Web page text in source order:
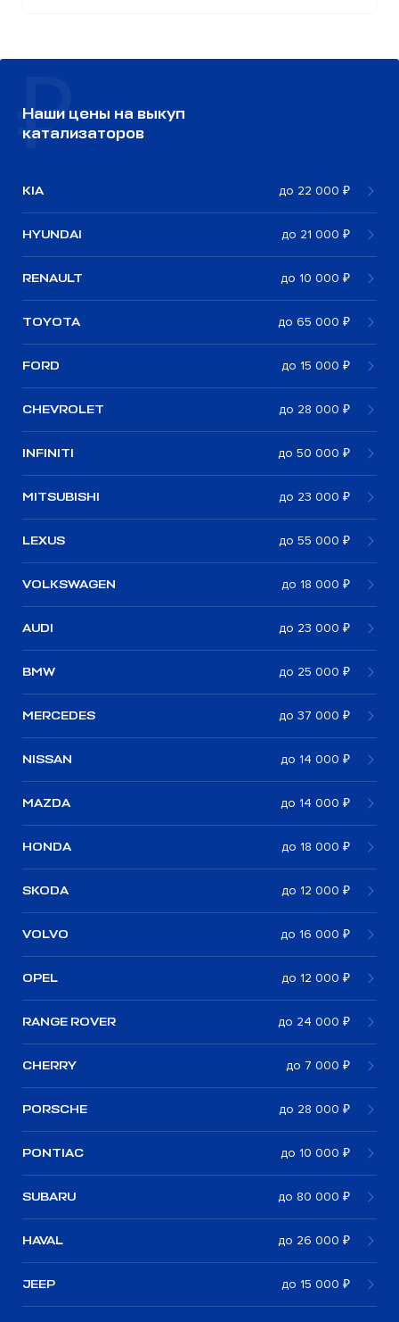
Наши цены на выкуп
катализаторов
KIA до 22 000 ₽
HYUNDAI до 21 000 ₽
RENAULT до 10 000 ₽
TOYOTA до 65 000 ₽
FORD до 15 000 ₽
CHEVROLET до 28 000 ₽
INFINITI до 50 000 ₽
MITSUBISHI до 23 000 ₽
LEXUS до 55 000 ₽
VOLKSWAGEN до 18 000 ₽
AUDI до 23 000 ₽
BMW до 25 000 ₽
MERCEDES до 37 000 ₽
NISSAN до 14 000 ₽
MAZDA до 14 000 ₽
HONDA до 18 000 ₽
SKODA до 12 000 ₽
VOLVO до 16 000 ₽
OPEL до 12 000 ₽
RANGE ROVER до 24 000 ₽
CHERRY до 7 000 ₽
PORSCHE до 28 000 ₽
PONTIAC до 10 000 ₽
SUBARU до 80 000 ₽
HAVAL до 26 000 ₽
JEEP до 15 000 ₽